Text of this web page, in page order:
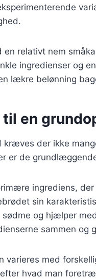
en relativt nem
ingredienser og
lækre belønning
en
kræves der ikke
er de
ingrediens,
sin
og hjælper
sammen og
varieres med
hvad man